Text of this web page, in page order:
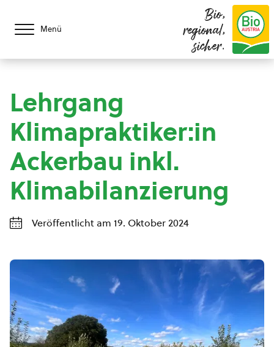
Menü
Bio,
regional,
sicher.
Lehrgang
Klimapraktiker:in
Ackerbau inkl.
Klimabilanzierung
Veröffentlicht am 19. Oktober 2024